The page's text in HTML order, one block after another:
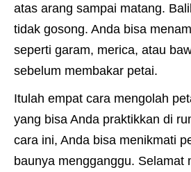
atas arang sampai matang.
tidak gosong. Anda bisa
seperti garam, merica, atau
sebelum membakar petai.
Itulah empat cara mengolah
yang bisa Anda praktikkan di
cara ini, Anda bisa menikmati
baunya mengganggu. Selamat